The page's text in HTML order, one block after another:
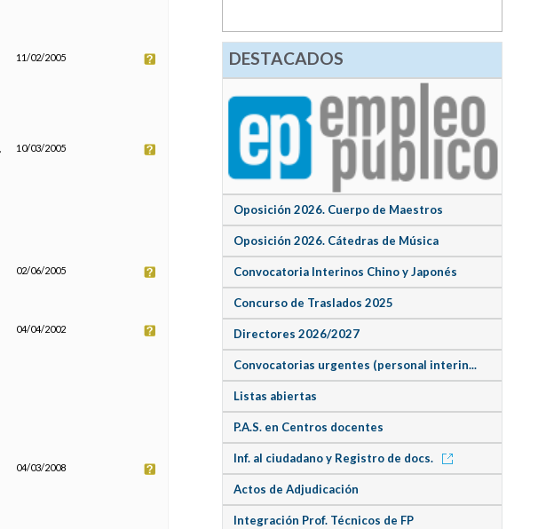
11/02/2005
10/03/2005
02/06/2005
04/04/2002
04/03/2008
DESTACADOS
Oposición 2026. Cuerpo de Maestros
Oposición 2026. Cátedras de Música
Convocatoria Interinos Chino y Japonés
Concurso de Traslados 2025
Directores 2026/2027
Convocatorias urgentes (personal interin...
Listas abiertas
P.A.S. en Centros docentes
Inf. al ciudadano y Registro de docs.
Actos de Adjudicación
Integración Prof. Técnicos de FP